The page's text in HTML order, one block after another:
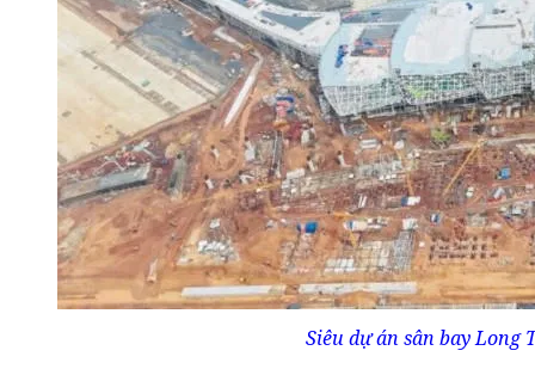
Siêu dự án sân bay Long